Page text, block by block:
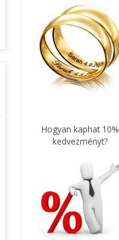
Hogyan kaphat 10%
kedvezményt?